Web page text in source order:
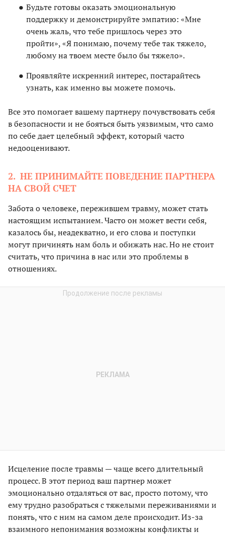
Будьте готовы оказать эмоциональную
поддержку и демонстрируйте эмпатию: «Мне
очень жаль, что тебе пришлось через это
пройти», «Я понимаю, почему тебе так тяжело,
любому на твоем месте было бы тяжело».
Проявляйте искренний интерес, постарайтесь
узнать, как именно вы можете помочь.
Все это помогает вашему партнеру почувствовать себя
в безопасности и не бояться быть уязвимым, что само
по себе дает целебный эффект, который часто
недооценивают.
2. НЕ ПРИНИМАЙТЕ ПОВЕДЕНИЕ ПАРТНЕРА
НА СВОЙ СЧЕТ
Забота о человеке, пережившем травму, может стать
настоящим испытанием. Часто он может вести себя,
казалось бы, неадекватно, и его слова и поступки
могут причинять нам боль и обижать нас. Но не стоит
считать, что причина в нас или это проблемы в
отношениях.
Исцеление после травмы — чаще всего длительный
процесс. В этот период ваш партнер может
эмоционально отдаляться от вас, просто потому, что
ему трудно разобраться с тяжелыми переживаниями и
понять, что с ним на самом деле происходит. Из-за
взаимного непонимания возможны конфликты и